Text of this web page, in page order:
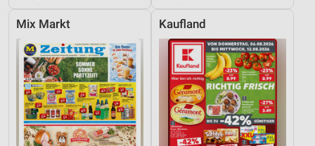
Mix Markt Kaufland